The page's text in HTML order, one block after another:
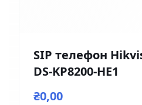
SIP телефон
DS-KP8200-HE1
₴0,00